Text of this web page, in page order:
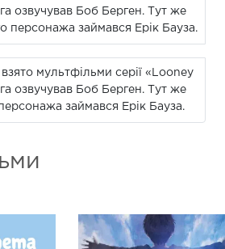
озвучував Боб Берген. Тут же
персонажа займався Ерік Бауза.
мультфільми серії «Looney
озвучував Боб Берген. Тут же
займався Ерік Бауза.